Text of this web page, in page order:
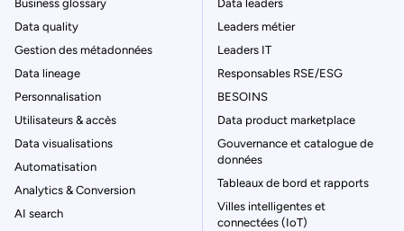
Business glossary
Data quality
Gestion des métadonnées
Data lineage
Personnalisation
Utilisateurs & accès
Data visualisations
Automatisation
Analytics & Conversion
AI search
Data leaders
Leaders métier
Leaders IT
Responsables RSE/ESG
BESOINS
Data product marketplace
Gouvernance et catalogue de
données
Tableaux de bord et rapports
Villes intelligentes et
connectées (IoT)